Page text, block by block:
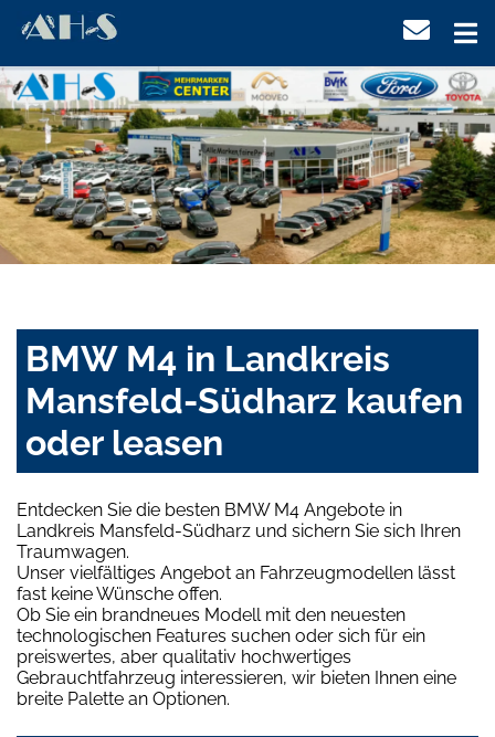
BMW M4 in Landkreis
Mansfeld-Südharz kaufen
oder leasen
Entdecken Sie die besten BMW M4 Angebote in
Landkreis Mansfeld-Südharz und sichern Sie sich Ihren
Traumwagen.
Unser vielfältiges Angebot an Fahrzeugmodellen lässt
fast keine Wünsche offen.
Ob Sie ein brandneues Modell mit den neuesten
technologischen Features suchen oder sich für ein
preiswertes, aber qualitativ hochwertiges
Gebrauchtfahrzeug interessieren, wir bieten Ihnen eine
breite Palette an Optionen.